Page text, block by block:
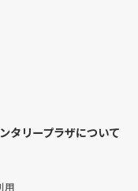
タリープラザについて
用